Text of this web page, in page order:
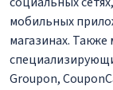
мобильных
магазинах.
Groupon,